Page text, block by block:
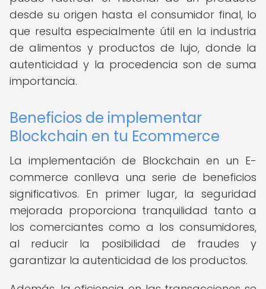
desde su origen hasta el consumidor final, lo
que resulta especialmente útil en la industria
de alimentos y productos de lujo, donde la
autenticidad y la procedencia son de suma
importancia.
Beneficios de implementar
Blockchain en tu Ecommerce
La implementación de Blockchain en un E-
commerce conlleva una serie de beneficios
significativos. En primer lugar, la seguridad
mejorada proporciona tranquilidad tanto a
los comerciantes como a los consumidores,
al reducir la posibilidad de fraudes y
garantizar la autenticidad de los productos.